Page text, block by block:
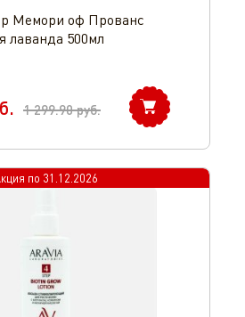
Мемори оф Прованс
лаванда 500мл
1 299.90руб.
по 31.12.2026